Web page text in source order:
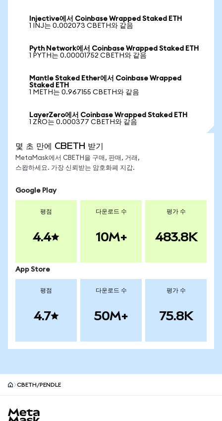
Injective에서 Coinbase Wrapped Staked ETH
1 INJ는 0.002073 CBETH와 같음
Pyth Network에서 Coinbase Wrapped Staked ETH
1 PYTH는 0.00001752 CBETH와 같음
Mantle Staked Ether에서 Coinbase Wrapped
Staked ETH
1 METH는 0.967155 CBETH와 같음
LayerZero에서 Coinbase Wrapped Staked ETH
1 ZRO는 0.000377 CBETH와 같음
몇 초 만에 CBETH 받기
MetaMask에서 CBETH을 구매, 판매, 거래,
스왑하세요. 가장 신뢰받는 암호화폐 지갑.
Google Play
평점
4.4
다운로드 수
10M+
평가 수
483.8K
App Store
평점
4.7
다운로드 수
50M+
평가 수
75.8K
CBETH/PENDLE